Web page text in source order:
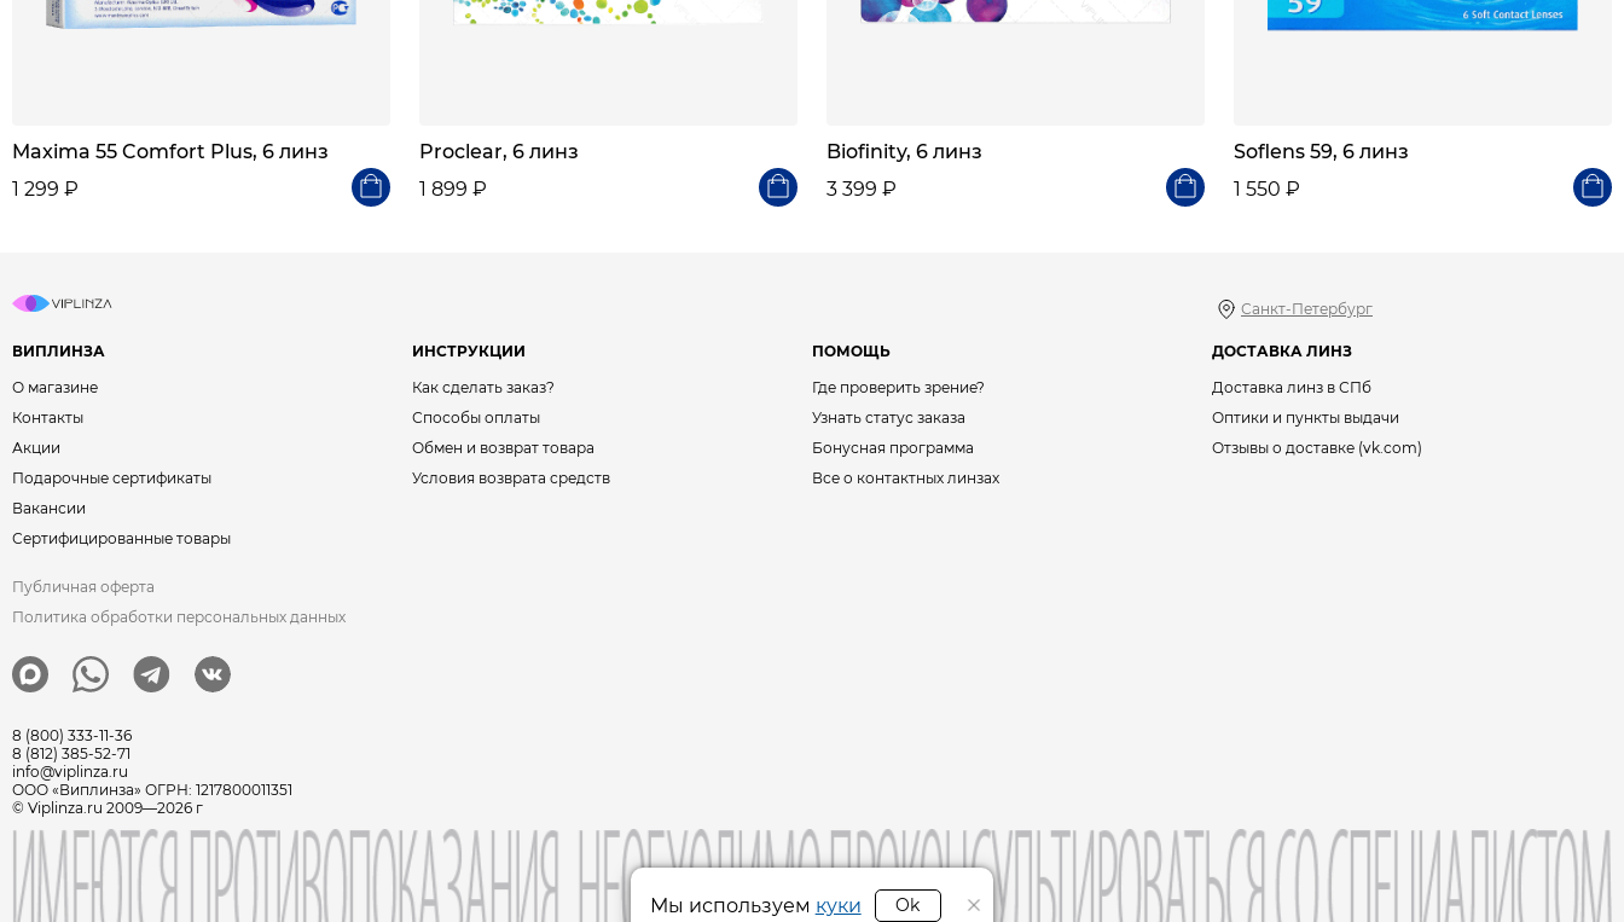
Maxima 55 Comfort Plus, 6 линз
1 299 ₽
Proclear, 6 линз
1 899 ₽
Biofinity, 6 линз
3 399 ₽
Soflens 59, 6 линз
1 550 ₽
Санкт-Петербург
ВИПЛИНЗА
О магазине
Контакты
Акции
Подарочные сертификаты
Вакансии
Сертифицированные товары
ИНСТРУКЦИИ
Как сделать заказ?
Способы оплаты
Обмен и возврат товара
Условия возврата средств
ПОМОЩЬ
Где проверить зрение?
Узнать статус заказа
Бонусная программа
Все о контактных линзах
ДОСТАВКА ЛИНЗ
Доставка линз в СПб
Оптики и пункты выдачи
Отзывы о доставке (vk.com)
Публичная оферта
Политика обработки персональных данных
8 (800) 333-11-36
8 (812) 385-52-71
info@viplinza.ru
ООО «Виплинза» ОГРН: 1217800011351
© Viplinza.ru 2009—2026 г
Мы используем куки Ok